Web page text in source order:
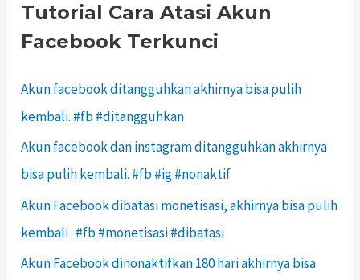
Tutorial Cara Atasi Akun
Facebook Terkunci
Akun facebook ditangguhkan akhirnya bisa pulih
kembali. #fb #ditangguhkan
Akun facebook dan instagram ditangguhkan akhirnya
bisa pulih kembali. #fb #ig #nonaktif
Akun Facebook dibatasi monetisasi, akhirnya bisa pulih
kembali . #fb #monetisasi #dibatasi
Akun Facebook dinonaktifkan 180 hari akhirnya bisa